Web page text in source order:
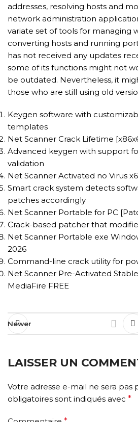
addresses, resolving hosts and
network administration
variate set of tools for managing
converting hosts and running
has not received any updates
some of its functions might not
be outdated. Nevertheless, it
those who are still using old
Keygen software with
templates
Net Scanner Crack Lifetime
Advanced keygen with support
validation
Net Scanner Activated no Virus
Smart crack system detects
patches accordingly
Net Scanner Portable for PC
Crack-based patcher that
Net Scanner Portable exe
2026
Command-line crack utility for
Net Scanner Pre-Activated
MediaFire FREE
Newer
LAISSER UN
Votre adresse e-mail ne sera pas
obligatoires sont indiqués avec *